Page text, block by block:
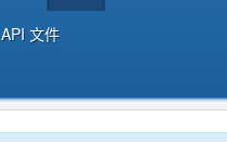
API 文件